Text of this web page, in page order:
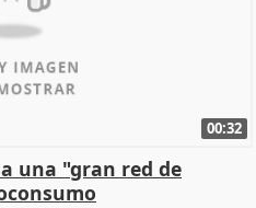
00:32
una "gran red de